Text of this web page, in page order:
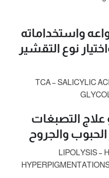
واستخداماته
نوع التقشير
TCA – SALICYLIC
علاج التصبغات
والجروح
LIPOLYSIS –